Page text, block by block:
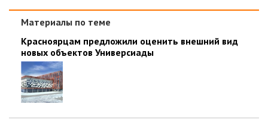
Материалы по теме
Красноярцам предложили оценить внешний вид
новых объектов Универсиады